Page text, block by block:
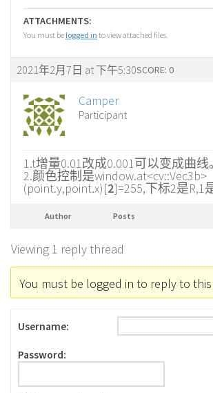
ATTACHMENTS:
You must be logged in to view attached files.
2021年2月7日 at 下午5:30SCORE: 0
Camper
Participant
1.t增量0.01改成0.001可以变成曲线。
2.颜色控制是window.at<cv::Vec3b>
(point.y,point.x)[2]=255,下标2是R,1
Author Posts
Viewing 1 reply thread
You must be logged in to reply to
Username:
Password: